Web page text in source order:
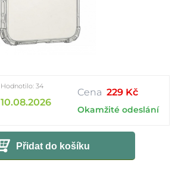
Hodnotilo: 34
10.08.2026
Cena 229 Kč
Okamžité odeslání
Přidat do košíku